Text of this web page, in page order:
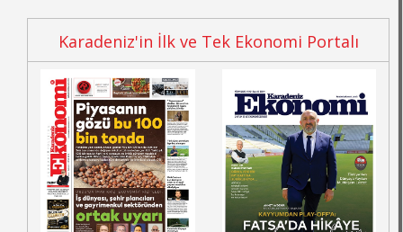
Karadeniz'in İlk ve Tek Ekonomi Portalı